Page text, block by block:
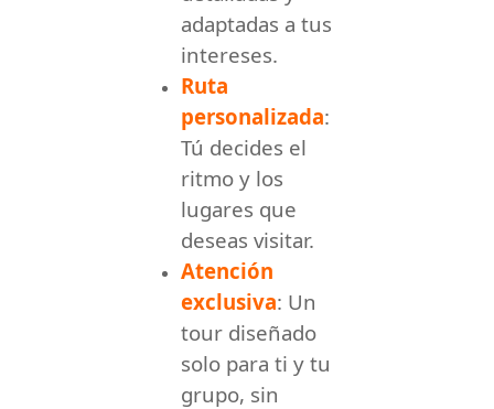
adaptadas a tus
intereses.
Ruta
personalizada:
Tú decides el
ritmo y los
lugares que
deseas visitar.
Atención
exclusiva: Un
tour diseñado
solo para ti y tu
grupo, sin